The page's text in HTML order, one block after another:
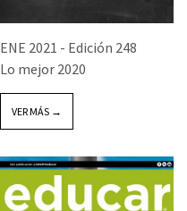
ENE 2021 - Edición 248
Lo mejor 2020
VER MÁS →